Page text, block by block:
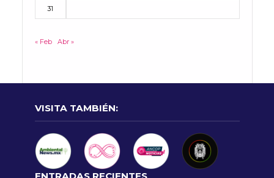
31
« Feb Abr »
VISITA TAMBIÉN: